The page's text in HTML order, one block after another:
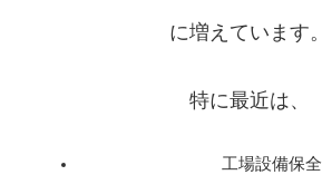
に増えています。
特に最近は、
工場設備保全